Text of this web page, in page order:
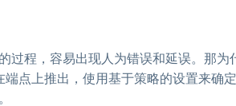
过程，容易出现人为错误和延误。那为
点上推出，使用基于策略的设置来确定